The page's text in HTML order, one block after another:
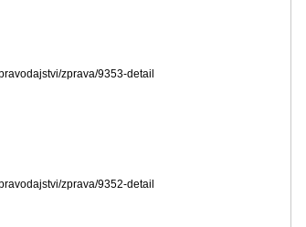
zprava/9353-detail
zprava/9352-detail